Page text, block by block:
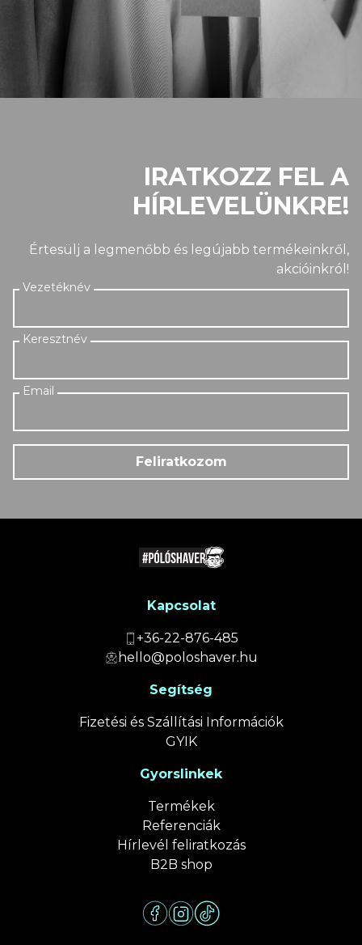
IRATKOZZ FEL A
HÍRLEVELÜNKRE!
Értesülj a legmenőbb és legújabb termékeinkről,
akcióinkról!
Feliratkozom
Kapcsolat
+36-22-876-485
hello@poloshaver.hu
Segítség
Fizetési és Szállítási Információk
GYIK
Gyorslinkek
Termékek
Referenciák
Hírlevél feliratkozás
B2B shop